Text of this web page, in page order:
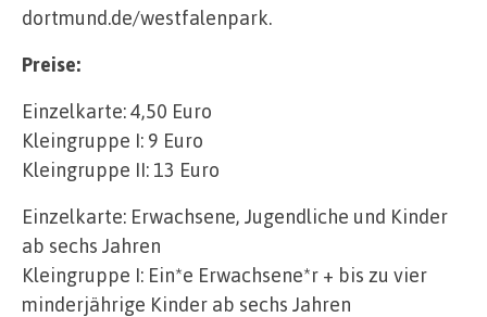
dortmund.de/westfalenpark.
Preise:
Einzelkarte: 4,50 Euro
Kleingruppe I: 9 Euro
Kleingruppe II: 13 Euro
Einzelkarte: Erwachsene, Jugendliche und Kinder
ab sechs Jahren
Kleingruppe I: Ein*e Erwachsene*r + bis zu vier
minderjährige Kinder ab sechs Jahren